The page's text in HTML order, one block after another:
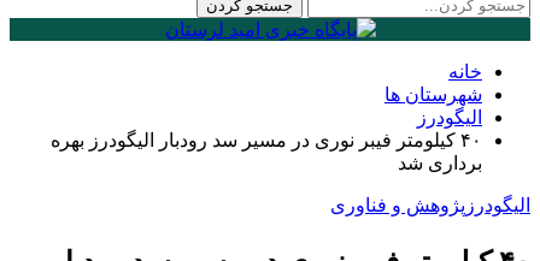
خانه
شهرستان ها
الیگودرز
۴۰ کیلومتر فیبر نوری در مسیر سد رودبار الیگودرز بهره
برداری شد
الیگودرز پژوهش و فناوری